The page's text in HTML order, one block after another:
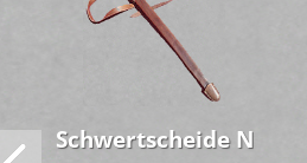
Schwert­schei­de N